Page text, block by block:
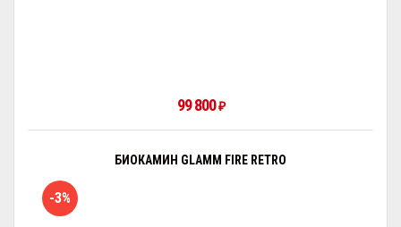
99 800 ₽
БИОКАМИН GLAMM FIRE RETRO
-3%